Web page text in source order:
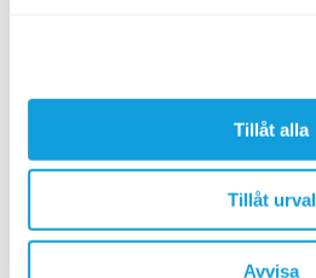
Tillåt alla
Tillåt urval
Avvisa